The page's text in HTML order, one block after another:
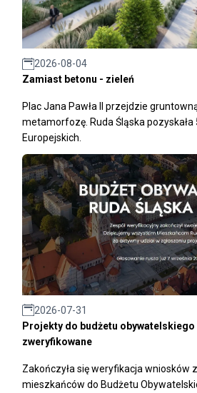
2026-08-04
Zamiast betonu - zieleń
Plac Jana Pawła II przejdzie
metamorfozę. Ruda Śląska pozyskała
Europejskich.
2026-07-31
Projekty do budżetu obywatelskiego
zweryfikowane
Zakończyła się weryfikacja wniosków
mieszkańców do Budżetu